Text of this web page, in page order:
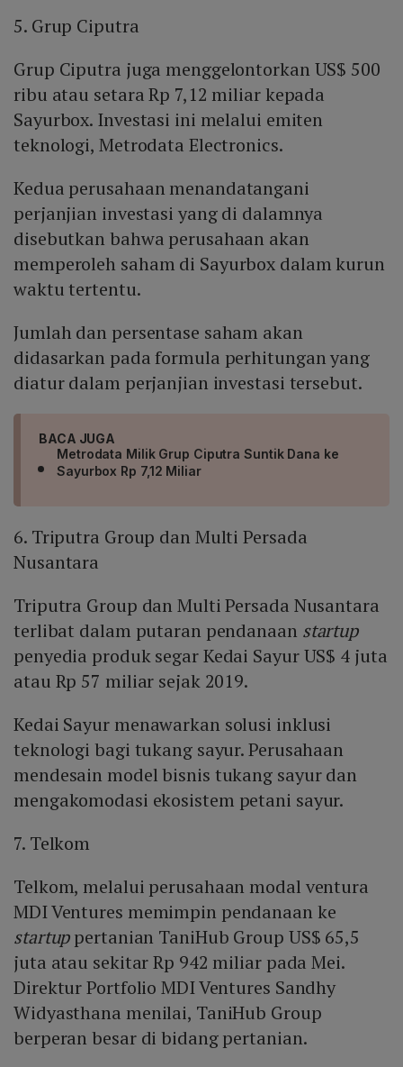
5. Grup Ciputra
Grup Ciputra juga menggelontorkan US$ 500
ribu atau setara Rp 7,12 miliar kepada
Sayurbox. Investasi ini melalui emiten
teknologi, Metrodata Electronics.
Kedua perusahaan menandatangani
perjanjian investasi yang di dalamnya
disebutkan bahwa perusahaan akan
memperoleh saham di Sayurbox dalam kurun
waktu tertentu.
Jumlah dan persentase saham akan
didasarkan pada formula perhitungan yang
diatur dalam perjanjian investasi tersebut.
BACA JUGA
Metrodata Milik Grup Ciputra Suntik Dana ke
Sayurbox Rp 7,12 Miliar
6. Triputra Group dan Multi Persada
Nusantara
Triputra Group dan Multi Persada Nusantara
terlibat dalam putaran pendanaan startup
penyedia produk segar Kedai Sayur US$ 4 juta
atau Rp 57 miliar sejak 2019.
Kedai Sayur menawarkan solusi inklusi
teknologi bagi tukang sayur. Perusahaan
mendesain model bisnis tukang sayur dan
mengakomodasi ekosistem petani sayur.
7. Telkom
Telkom, melalui perusahaan modal ventura
MDI Ventures memimpin pendanaan ke
startuppertanian TaniHub Group US$ 65,5
juta atau sekitar Rp 942 miliar pada Mei.
Direktur Portfolio MDI Ventures Sandhy
Widyasthana menilai, TaniHub Group
berperan besar di bidang pertanian.